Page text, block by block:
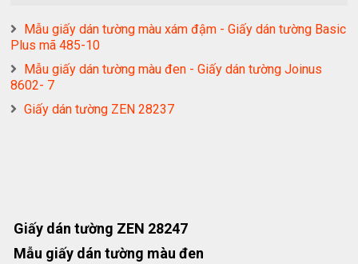
Mẫu giấy dán tường màu xám đậm - Giấy dán tường Basic
Plus mã 485-10
Mẫu giấy dán tường màu đen - Giấy dán tường Joinus
8602- 7
Giấy dán tường ZEN 28237
Giấy dán tường ZEN 28247
Mẫu giấy dán tường màu đen